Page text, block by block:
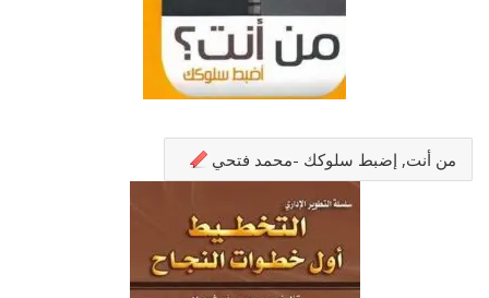
من أنت, إضبط سلوكك -محمد فتحي